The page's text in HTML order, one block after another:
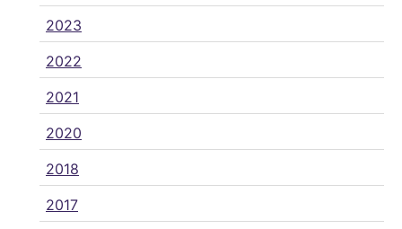
2023
2022
2021
2020
2018
2017